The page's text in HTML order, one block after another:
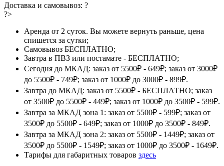
Доставка и самовывоз: ?
?>
Аренда от 2 суток. Вы можете вернуть раньше, цена
спишется за сутки;
Самовывоз БЕСПЛАТНО;
Завтра в ПВЗ или постамате - БЕСПЛАТНО;
Сегодня до МКАД: заказ от 5500₽ - 649₽; заказ от 3000₽
до 5500₽ - 749₽; заказ от 1000₽ до 3000₽ - 899₽.
Завтра до МКАД: заказ от 5500₽ - БЕСПЛАТНО; заказ
от 3500₽ до 5500₽ - 449₽; заказ от 1000₽ до 3500₽ - 599₽.
Завтра за МКАД зона 1: заказ от 5500₽ - 599₽; заказ от
3500₽ до 5500₽ - 649₽; заказ от 1000₽ до 3500₽ - 849₽.
Завтра за МКАД зона 2: заказ от 5500₽ - 1449₽; заказ от
3500₽ до 5500₽ - 1549₽; заказ от 1000₽ до 3500₽ - 1649₽.
Тарифы для габаритных товаров здесь